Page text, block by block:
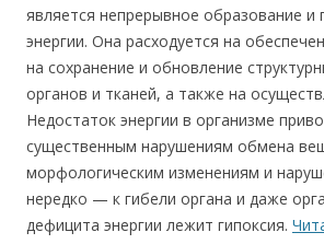
является непрерывное образование и
энергии. Она расходуется на
на сохранение и обновление
органов и тканей, а также на
Недостаток энергии в организме
существенным нарушениям обмена
морфологическим изменениям и
нередко — к гибели органа и даже
дефицита энергии лежит гипоксия.